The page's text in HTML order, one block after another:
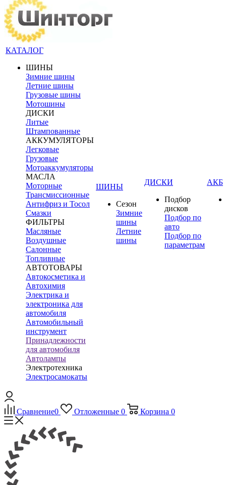
КАТАЛОГ
ШИНЫ
Зимние шины
Летние шины
Грузовые шины
Мотошины
ДИСКИ
Литые
Штампованные
АККУМУЛЯТОРЫ
Легковые
Грузовые
Мотоаккумуляторы
МАСЛА
Моторные
Трансмиссионные
Антифриз и Тосол
Смазки
ФИЛЬТРЫ
Масляные
Воздушные
Салонные
Топливные
АВТОТОВАРЫ
Автокосметика и
Автохимия
Электрика и
электроника для
автомобиля
Автомобильный
инструмент
Принадлежности
для автомобиля
Автолампы
Электротехника
Электросамокаты
ШИНЫ
Сезон
Зимние
шины
Летние
шины
ДИСКИ
Подбор
дисков
Подбор по
авто
Подбор по
параметрам
АКБ
Сравнение0 Отложенные 0 Корзина 0